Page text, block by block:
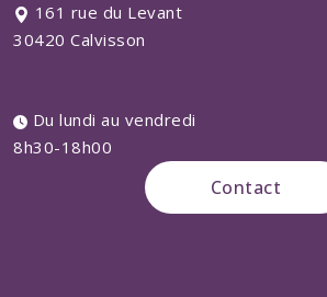
161 rue du Levant
30420 Calvisson
Du lundi au vendredi
8h30-18h00
Contact